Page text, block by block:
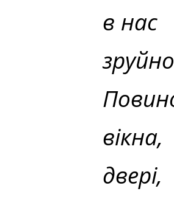
в нас
вікна,
двері,